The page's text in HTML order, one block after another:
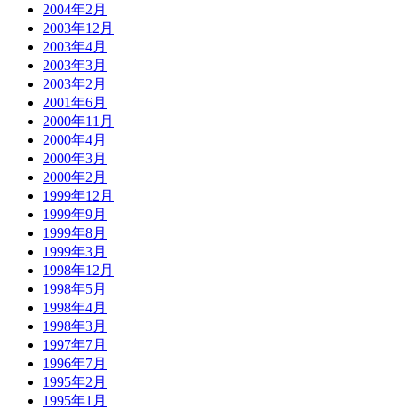
2004年2月
2003年12月
2003年4月
2003年3月
2003年2月
2001年6月
2000年11月
2000年4月
2000年3月
2000年2月
1999年12月
1999年9月
1999年8月
1999年3月
1998年12月
1998年5月
1998年4月
1998年3月
1997年7月
1996年7月
1995年2月
1995年1月